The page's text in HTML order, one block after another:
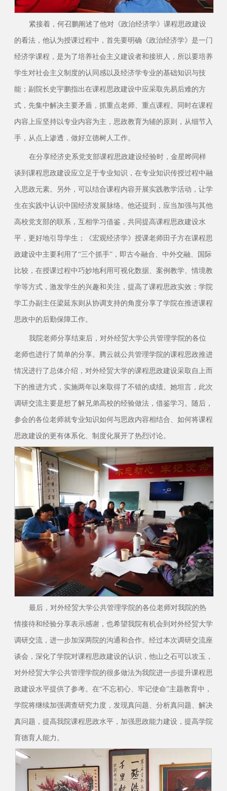
紧接着，何召鹏阐述了他对《政治经济学》课程思政建设
的看法，他认为授课过程中，首先要明确《政治经济学》是一门
经济学课程，是为了培养社会主义建设者和接班人，所以要培养
学生对社会主义制度的认同感以及经济学专业的基础知识与技
能；副院长史宇鹏指出在课程思政建设中应采取先易后难的方
式，先集中解决主要矛盾，抓重点老师、重点课程。同时在课程
内容上应坚持以专业内容为主，思政教育为辅的原则，从细节入
手，从点上渗透，做好立德树人工作。
在分享经济史系党支部课程思政建设经验时，金星晔同样
谈到课程思政建设应立足于专业知识，在专业知识传授过程中融
入思政元素。另外，可以结合课程内容开展实践教学活动，让学
生在实践中认识中国经济发展脉络。他还提到，应当加强与其他
高校党支部的联系，互相学习借鉴，共同提高课程思政建设水
平，更好地引导学生；《宏观经济学》授课老师田子方在课程思
政建设中主要利用了“三个抓手”，即古今融合、中外交融、国际
比较，在授课过程中巧妙地利用可视化数据、案例教学、情境教
学等方式，激发学生的兴趣和关注，提高了课程思政实效；学院
学工办副主任梁延东则从协调支持的角度分享了学院在推进课程
思政中的后勤保障工作。
我院老师分享结束后，对外经贸大学公共管理学院的各位
老师也进行了简单的分享。腾云就公共管理学院的课程思政推进
情况进行了总体介绍，对外经贸大学的课程思政建设采取自上而
下的推进方式，实施两年以来取得了不错的成绩。她坦言，此次
调研交流主要是想了解兄弟高校的经验做法，借鉴学习。随后，
参会的各位老师就专业知识如何与思政内容相结合、如何将课程
思政建设的更有体系化、制度化展开了热烈讨论。
最后，对外经贸大学公共管理学院的各位老师对我院的热
情接待和经验分享表示感谢，也希望我院有机会到对外经贸大学
调研交流，进一步加深两院的沟通和合作。经过本次调研交流座
谈会，深化了学院对课程思政建设的认识，他山之石可以攻玉，
对外经贸大学公共管理学院的很多做法为我院进一步提升课程思
政建设水平提供了参考。在“不忘初心、牢记使命”主题教育中，
学院将继续加强调查研究力度，发现真问题、分析真问题、解决
真问题，提高我院课程思政水平，加强思政能力建设，提高学院
育德育人能力。